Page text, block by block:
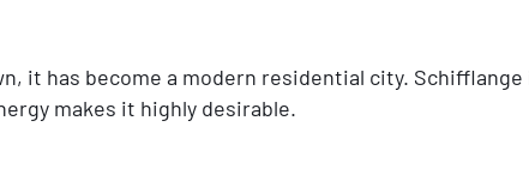
it has become a modern residential city.
makes it highly desirable.